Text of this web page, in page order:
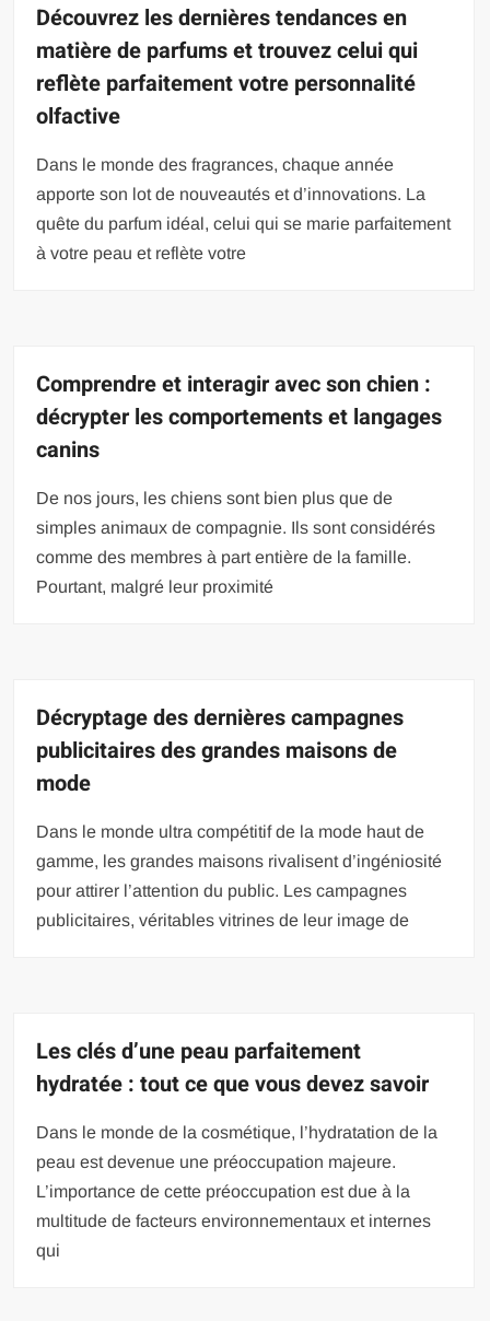
Découvrez les dernières tendances en
matière de parfums et trouvez celui qui
reflète parfaitement votre personnalité
olfactive
Dans le monde des fragrances, chaque année
apporte son lot de nouveautés et d’innovations. La
quête du parfum idéal, celui qui se marie parfaitement
à votre peau et reflète votre
Comprendre et interagir avec son chien :
décrypter les comportements et langages
canins
De nos jours, les chiens sont bien plus que de
simples animaux de compagnie. Ils sont considérés
comme des membres à part entière de la famille.
Pourtant, malgré leur proximité
Décryptage des dernières campagnes
publicitaires des grandes maisons de
mode
Dans le monde ultra compétitif de la mode haut de
gamme, les grandes maisons rivalisent d’ingéniosité
pour attirer l’attention du public. Les campagnes
publicitaires, véritables vitrines de leur image de
Les clés d’une peau parfaitement
hydratée : tout ce que vous devez savoir
Dans le monde de la cosmétique, l’hydratation de la
peau est devenue une préoccupation majeure.
L’importance de cette préoccupation est due à la
multitude de facteurs environnementaux et internes
qui